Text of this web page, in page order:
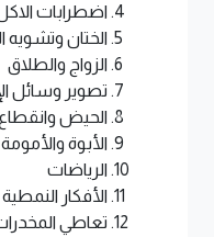
اضطرابات
الختان وتشويه
الزواج والطلاق
تصوير وسائل
الحيض
الأبوة والأمومة
الرياضات
الأفكار النمطية
تعاطي